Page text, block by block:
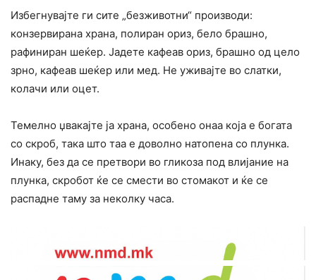
Избегнувајте ги сите „безживотни“ производи:
конзервирана храна, полиран ориз, бело брашно,
рафиниран шеќер. Јадете кафеав ориз, брашно од цело
зрно, кафеав шеќер или мед. Не уживајте во слатки,
колачи или оцет.
Темелно џвакајте ја храна, особено онаа која е богата
со скроб, така што таа е доволно натопена со плунка.
Инаку, без да се претвори во гликоза под влијание на
плунка, скробот ќе се смести во стомакот и ќе се
распадне таму за неколку часа.